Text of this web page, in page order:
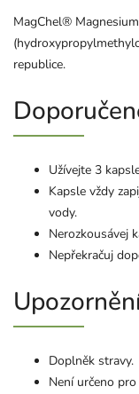
MagChel®
republice.
Užívejte 3
Kapsle vždy
vody.
Nerozkousávej
Nepřekračuj
Doplněk stravy.
Není určeno